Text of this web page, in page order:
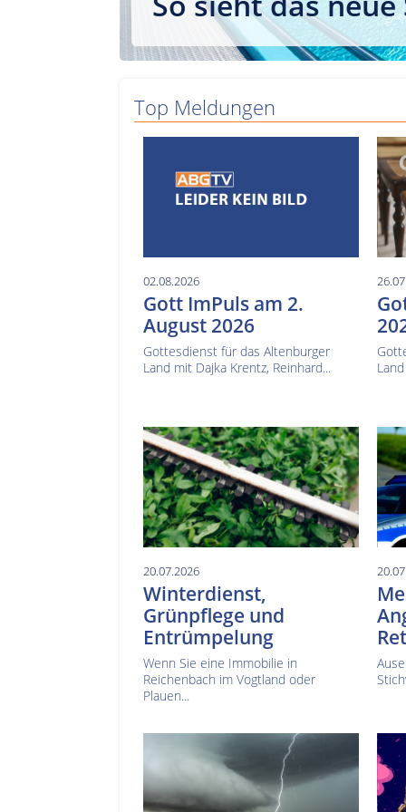
Top Meldungen
02.08.2026
Gott ImPuls am 2.
August 2026
Gottesdienst für das Altenburger
Land mit Dajka Krentz, Reinhard...
20.07.2026
Winterdienst,
Grünpflege und
Entrümpelung
Wenn Sie eine Immobilie in
Reichenbach im Vogtland oder
Plauen...